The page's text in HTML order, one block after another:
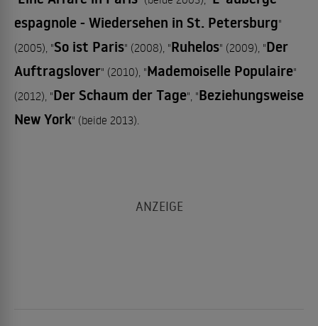
espagnole - Wiedersehen in St. Petersburg"
(2005), "So ist Paris" (2008), "Ruhelos" (2009), "Der
Auftragslover" (2010), "Mademoiselle Populaire"
(2012), "Der Schaum der Tage", "Beziehungsweise
New York" (beide 2013).